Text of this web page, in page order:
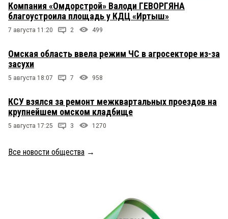
Компания «Омдорстрой» Валоди ГЕВОРГЯНА
благоустроила площадь у КДЦ «Иртыш»
7 августа 11:20 2 499
Омская область ввела режим ЧС в агросекторе из-за
засухи
5 августа 18:07 7 958
КСУ взялся за ремонт межквартальных проездов на
крупнейшем омском кладбище
5 августа 17:25 3 1270
Все новости общества →